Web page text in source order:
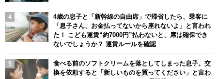
4歳の息子と「新幹線の自由席」で帰省したら、乗客に
「息子さん、お金払ってないから座れないよ」と言われ
た！ こども運賃“約7000円”払わないと、席は確保でき
ないでしょうか？ 運賃ルールを確認
食べる前のソフトクリームを落としてしまった息子。交
換を依頼すると「新しいものを買ってください」と言わ